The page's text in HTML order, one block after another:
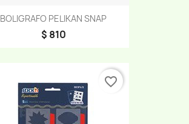
BOLIGRAFO PELIKAN SNAP
$ 810
favorite_border